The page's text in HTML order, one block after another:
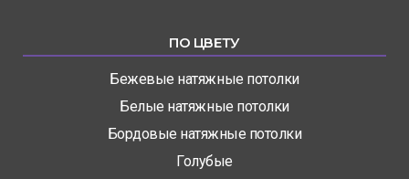
ПО ЦВЕТУ
Бежевые натяжные потолки
Белые натяжные потолки
Бордовые натяжные потолки
Голубые